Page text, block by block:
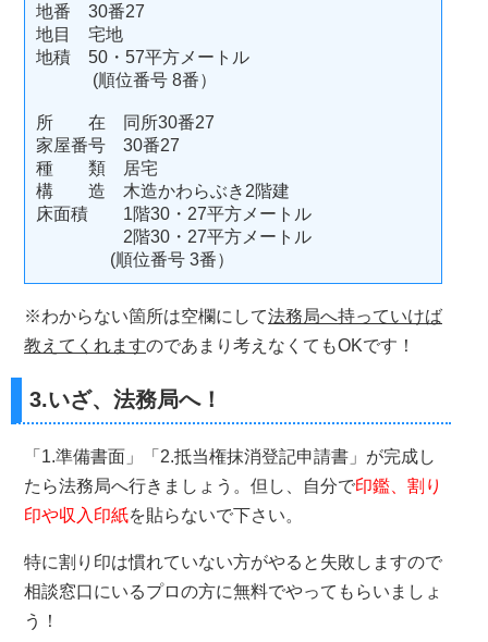
地番 30番27
地目 宅地
地積 50・57平方メートル
(順位番号 8番）
所 在 同所30番27
家屋番号 30番27
種 類 居宅
構 造 木造かわらぶき2階建
床面積 1階30・27平方メートル
2階30・27平方メートル
(順位番号 3番）
※わからない箇所は空欄にして法務局へ持っていけば
教えてくれますのであまり考えなくてもOKです！
3.いざ、法務局へ！
「1.準備書面」「2.抵当権抹消登記申請書」が完成し
たら法務局へ行きましょう。但し、自分で印鑑、割り
印や収入印紙を貼らないで下さい。
特に割り印は慣れていない方がやると失敗しますので
相談窓口にいるプロの方に無料でやってもらいましょ
う！